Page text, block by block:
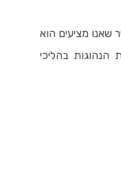
שאנו מציעים הוא
בהליכי